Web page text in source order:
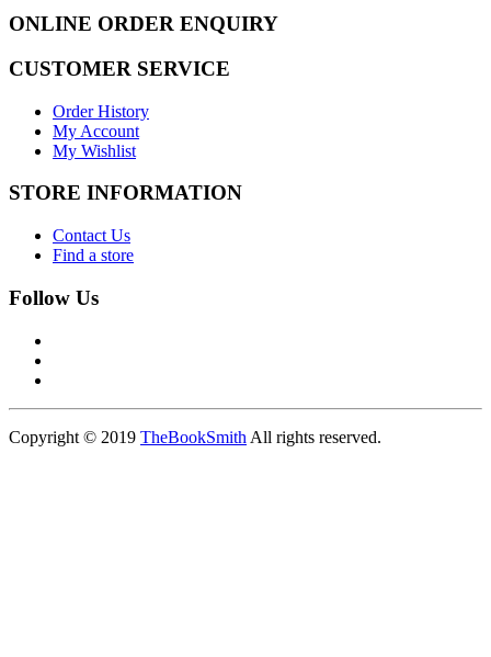
ONLINE ORDER ENQUIRY
CUSTOMER SERVICE
Order History
My Account
My Wishlist
STORE INFORMATION
Contact Us
Find a store
Follow Us
Copyright © 2019 TheBookSmith All rights reserved.